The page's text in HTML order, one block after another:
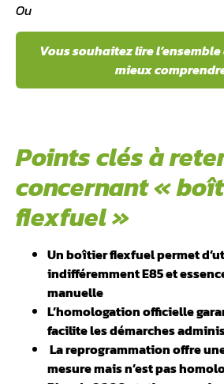
Ou
Vous souhaitez lire
mieux
Points clés à
concernant «
flexfuel »
Un boîtier flexfuel permet
indifféremment E85 et
manuelle
L’homologation officielle
facilite les démarches
La reprogrammation offre
mesure mais n’est pas